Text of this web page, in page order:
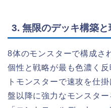
3. 無限のデッキ構築
8体のモンスターで構成さ
個性と戦略が最も色濃く
トモンスターで速攻を仕
盤以降に強力なモンスター